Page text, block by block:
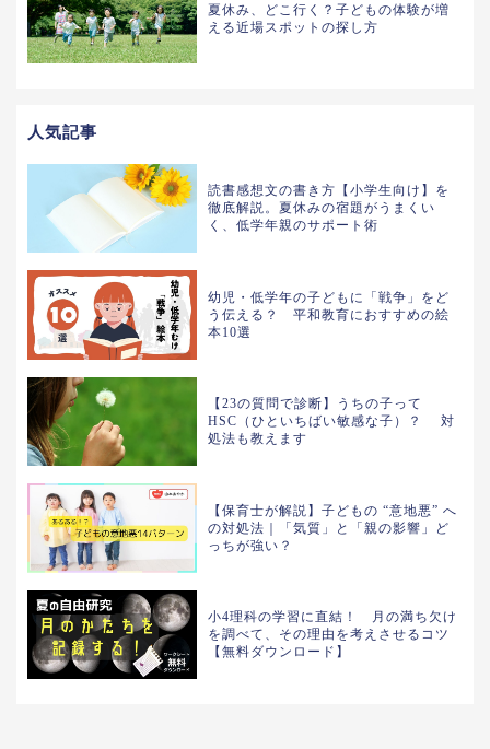
夏休み、どこ行く？子どもの体験が増
える近場スポットの探し方
人気記事
読書感想文の書き方【小学生向け】を
徹底解説。夏休みの宿題がうまくい
く、低学年親のサポート術
幼児・低学年の子どもに「戦争」をど
う伝える？ 平和教育におすすめの絵
本10選
【23の質問で診断】うちの子って
HSC（ひといちばい敏感な子）？ 対
処法も教えます
【保育士が解説】子どもの “意地悪” へ
の対処法｜「気質」と「親の影響」ど
っちが強い？
小4理科の学習に直結！ 月の満ち欠け
を調べて、その理由を考えさせるコツ
【無料ダウンロード】